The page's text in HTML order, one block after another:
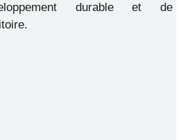
durable et de